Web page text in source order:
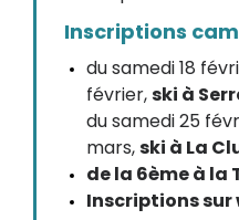
Inscriptions
du samedi 18
février,ski à
du samedi 25
mars,ski à La
de la 6ème à la
Inscriptions sur